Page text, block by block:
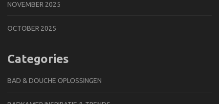
NOVEMBER 2025
OCTOBER 2025
Categories
BAD & DOUCHE OPLOSSINGEN